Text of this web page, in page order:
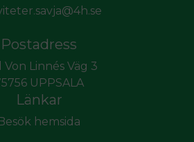
Postadress
Von Linnés Väg 3
UPPSALA
Länkar
hemsida